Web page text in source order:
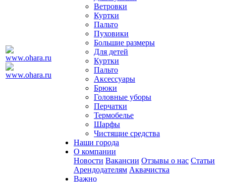
Ветровки
Куртки
Пальто
Пуховики
Большие размеры
Для детей
Куртки
Пальто
Аксессуары
Брюки
Головные уборы
Перчатки
Термобелье
Шарфы
Чистящие средства
Наши города
О компании
Новости Вакансии Отзывы о нас Статьи
Арендодателям Аквачистка
Важно